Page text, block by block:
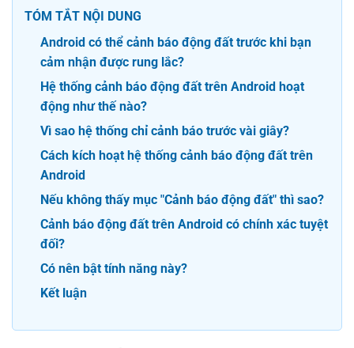
TÓM TẮT NỘI DUNG
Android có thể cảnh báo động đất trước khi bạn
cảm nhận được rung lắc?
Hệ thống cảnh báo động đất trên Android hoạt
động như thế nào?
Vì sao hệ thống chỉ cảnh báo trước vài giây?
Cách kích hoạt hệ thống cảnh báo động đất trên
Android
Nếu không thấy mục "Cảnh báo động đất" thì sao?
Cảnh báo động đất trên Android có chính xác tuyệt
đối?
Có nên bật tính năng này?
Kết luận